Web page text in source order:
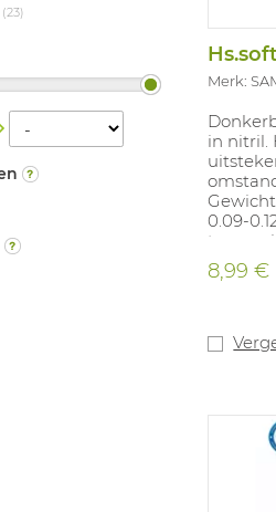
(23)
Merk:
in nitril.
0.09-
voor
8,99 €